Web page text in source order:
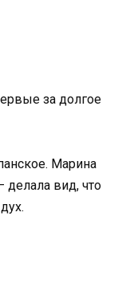
за долгое
Марина
делала вид, что